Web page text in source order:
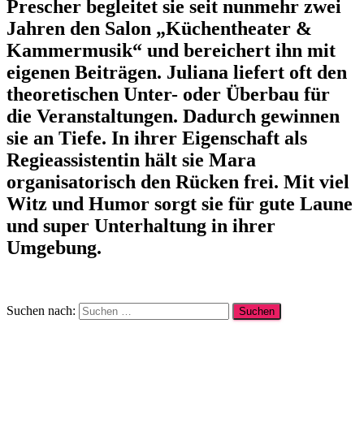
Prescher begleitet sie seit nunmehr zwei
Jahren den Salon „Küchentheater &
Kammermusik“ und bereichert ihn mit
eigenen Beiträgen. Juliana liefert oft den
theoretischen Unter- oder Überbau für
die Veranstaltungen. Dadurch gewinnen
sie an Tiefe. In ihrer Eigenschaft als
Regieassistentin hält sie Mara
organisatorisch den Rücken frei. Mit viel
Witz und Humor sorgt sie für gute Laune
und super Unterhaltung in ihrer
Umgebung.
Suchen nach: